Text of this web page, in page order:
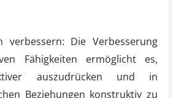
verbessern: Die Verbesserung
Fähigkeiten ermöglicht es,
auszudrücken und in
Beziehungen konstruktiv zu